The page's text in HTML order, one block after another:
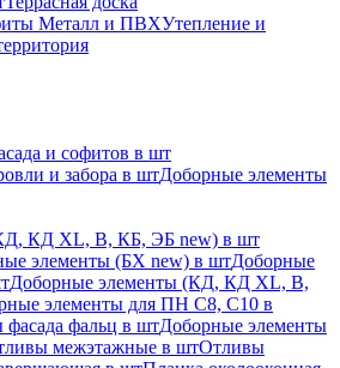
Металл и ПВХУтепление и
и софитов в шт
и забора в штДоборные элементы
КД XL, В, КБ, ЭБ new) в шт
элементы (БХ new) в штДоборные
Доборные элементы (КД, КД XL, В,
элементы для ПН С8, С10 в
фальц в штДоборные элементы
межэтажные в штОтливы